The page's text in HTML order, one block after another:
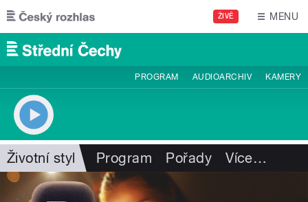
Přejít k hlavnímu obsahu
ŽIVĚ MENU
PROGRAM AUDIOARCHIV KAMERY
Životní styl Program Pořady Více…